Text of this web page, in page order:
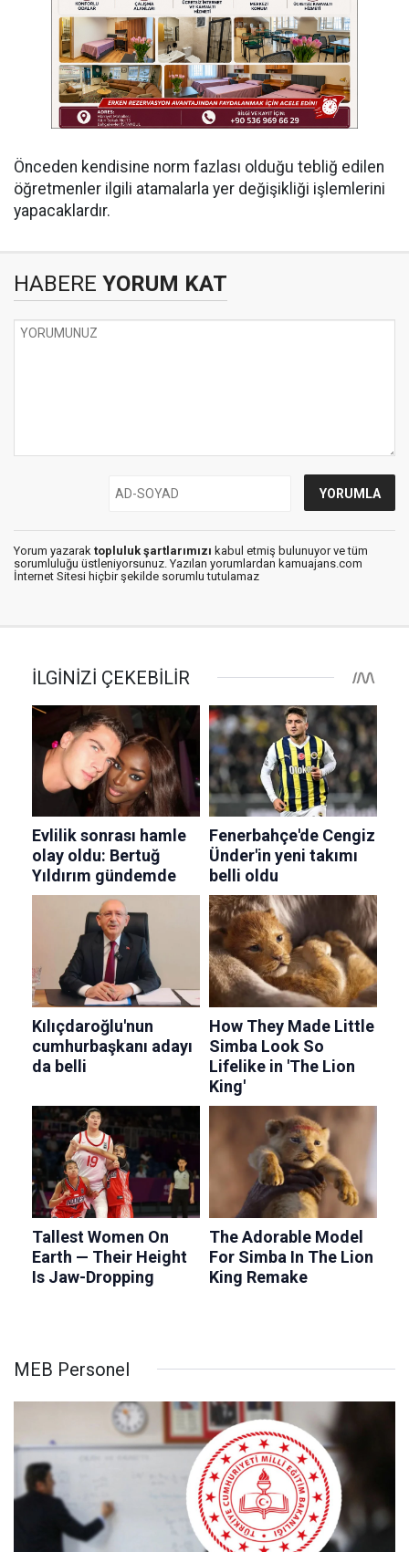
Önceden kendisine norm fazlası olduğu tebliğ edilen
öğretmenler ilgili atamalarla yer değişikliği işlemlerini
yapacaklardır.
HABERE YORUM KAT
Yorum yazarak topluluk şartlarımızı kabul etmiş bulunuyor ve tüm
sorumluluğu üstleniyorsunuz. Yazılan yorumlardan kamuajans.com
İnternet Sitesi hiçbir şekilde sorumlu tutulamaz
MEB Personel